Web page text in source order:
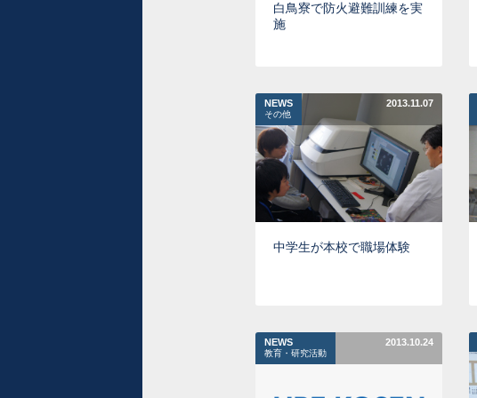
白鳥寮で防火避難訓練を実
施
NEWS
その他
2013.11.07
中学生が本校で職場体験
NEWS
教育・研究活動
2013.10.24